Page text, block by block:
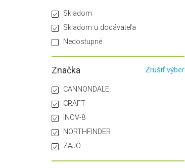
Skladom
Skladom u dodávateľa
Nedostupné
Značka Zrušiť výber
CANNONDALE
CRAFT
INOV-8
NORTHFINDER
ZAJO